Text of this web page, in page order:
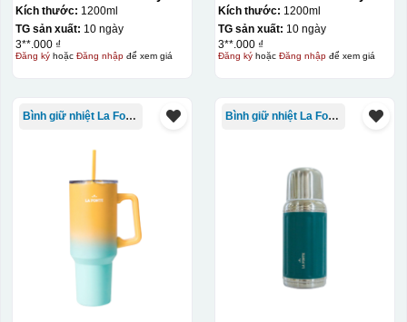
cầm – 012317
Kích thước: 1200ml
TG sản xuất: 10 ngày
3**.000 ₫
Đăng kýhoặc Đăng nhậpđể xem giá
cầm – 012317
Kích thước: 1200ml
TG sản xuất: 10 ngày
3**.000 ₫
Đăng kýhoặc Đăng nhậpđể xem giá
Bình giữ nhiệt La Fonte Bình giữ nhiệt La Fonte